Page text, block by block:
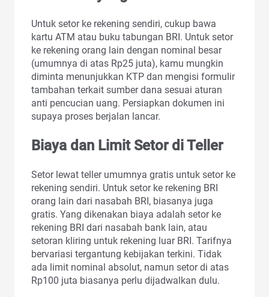
Untuk setor ke rekening sendiri, cukup bawa
kartu ATM atau buku tabungan BRI. Untuk setor
ke rekening orang lain dengan nominal besar
(umumnya di atas Rp25 juta), kamu mungkin
diminta menunjukkan KTP dan mengisi formulir
tambahan terkait sumber dana sesuai aturan
anti pencucian uang. Persiapkan dokumen ini
supaya proses berjalan lancar.
Biaya dan Limit Setor di Teller
Setor lewat teller umumnya gratis untuk setor ke
rekening sendiri. Untuk setor ke rekening BRI
orang lain dari nasabah BRI, biasanya juga
gratis. Yang dikenakan biaya adalah setor ke
rekening BRI dari nasabah bank lain, atau
setoran kliring untuk rekening luar BRI. Tarifnya
bervariasi tergantung kebijakan terkini. Tidak
ada limit nominal absolut, namun setor di atas
Rp100 juta biasanya perlu dijadwalkan dulu.